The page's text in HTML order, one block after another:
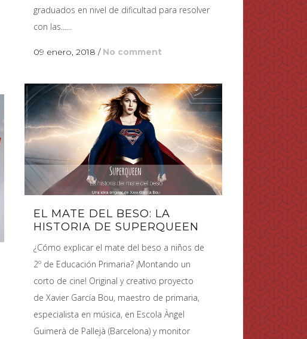
graduados en nivel de dificultad para resolver
con las......
09 enero, 2018 / No comment
EL MATE DEL BESO: LA
HISTORIA DE SUPERQUEEN
¿Cómo explicar el mate del beso a niños de
2º de Educación Primaria? ¡Montando un
corto de cine! Original y creativo proyecto
de Xavier García Bou, maestro de primaria,
especialista en música, en Escola Àngel
Guimerà de Pallejà (Barcelona) y monitor